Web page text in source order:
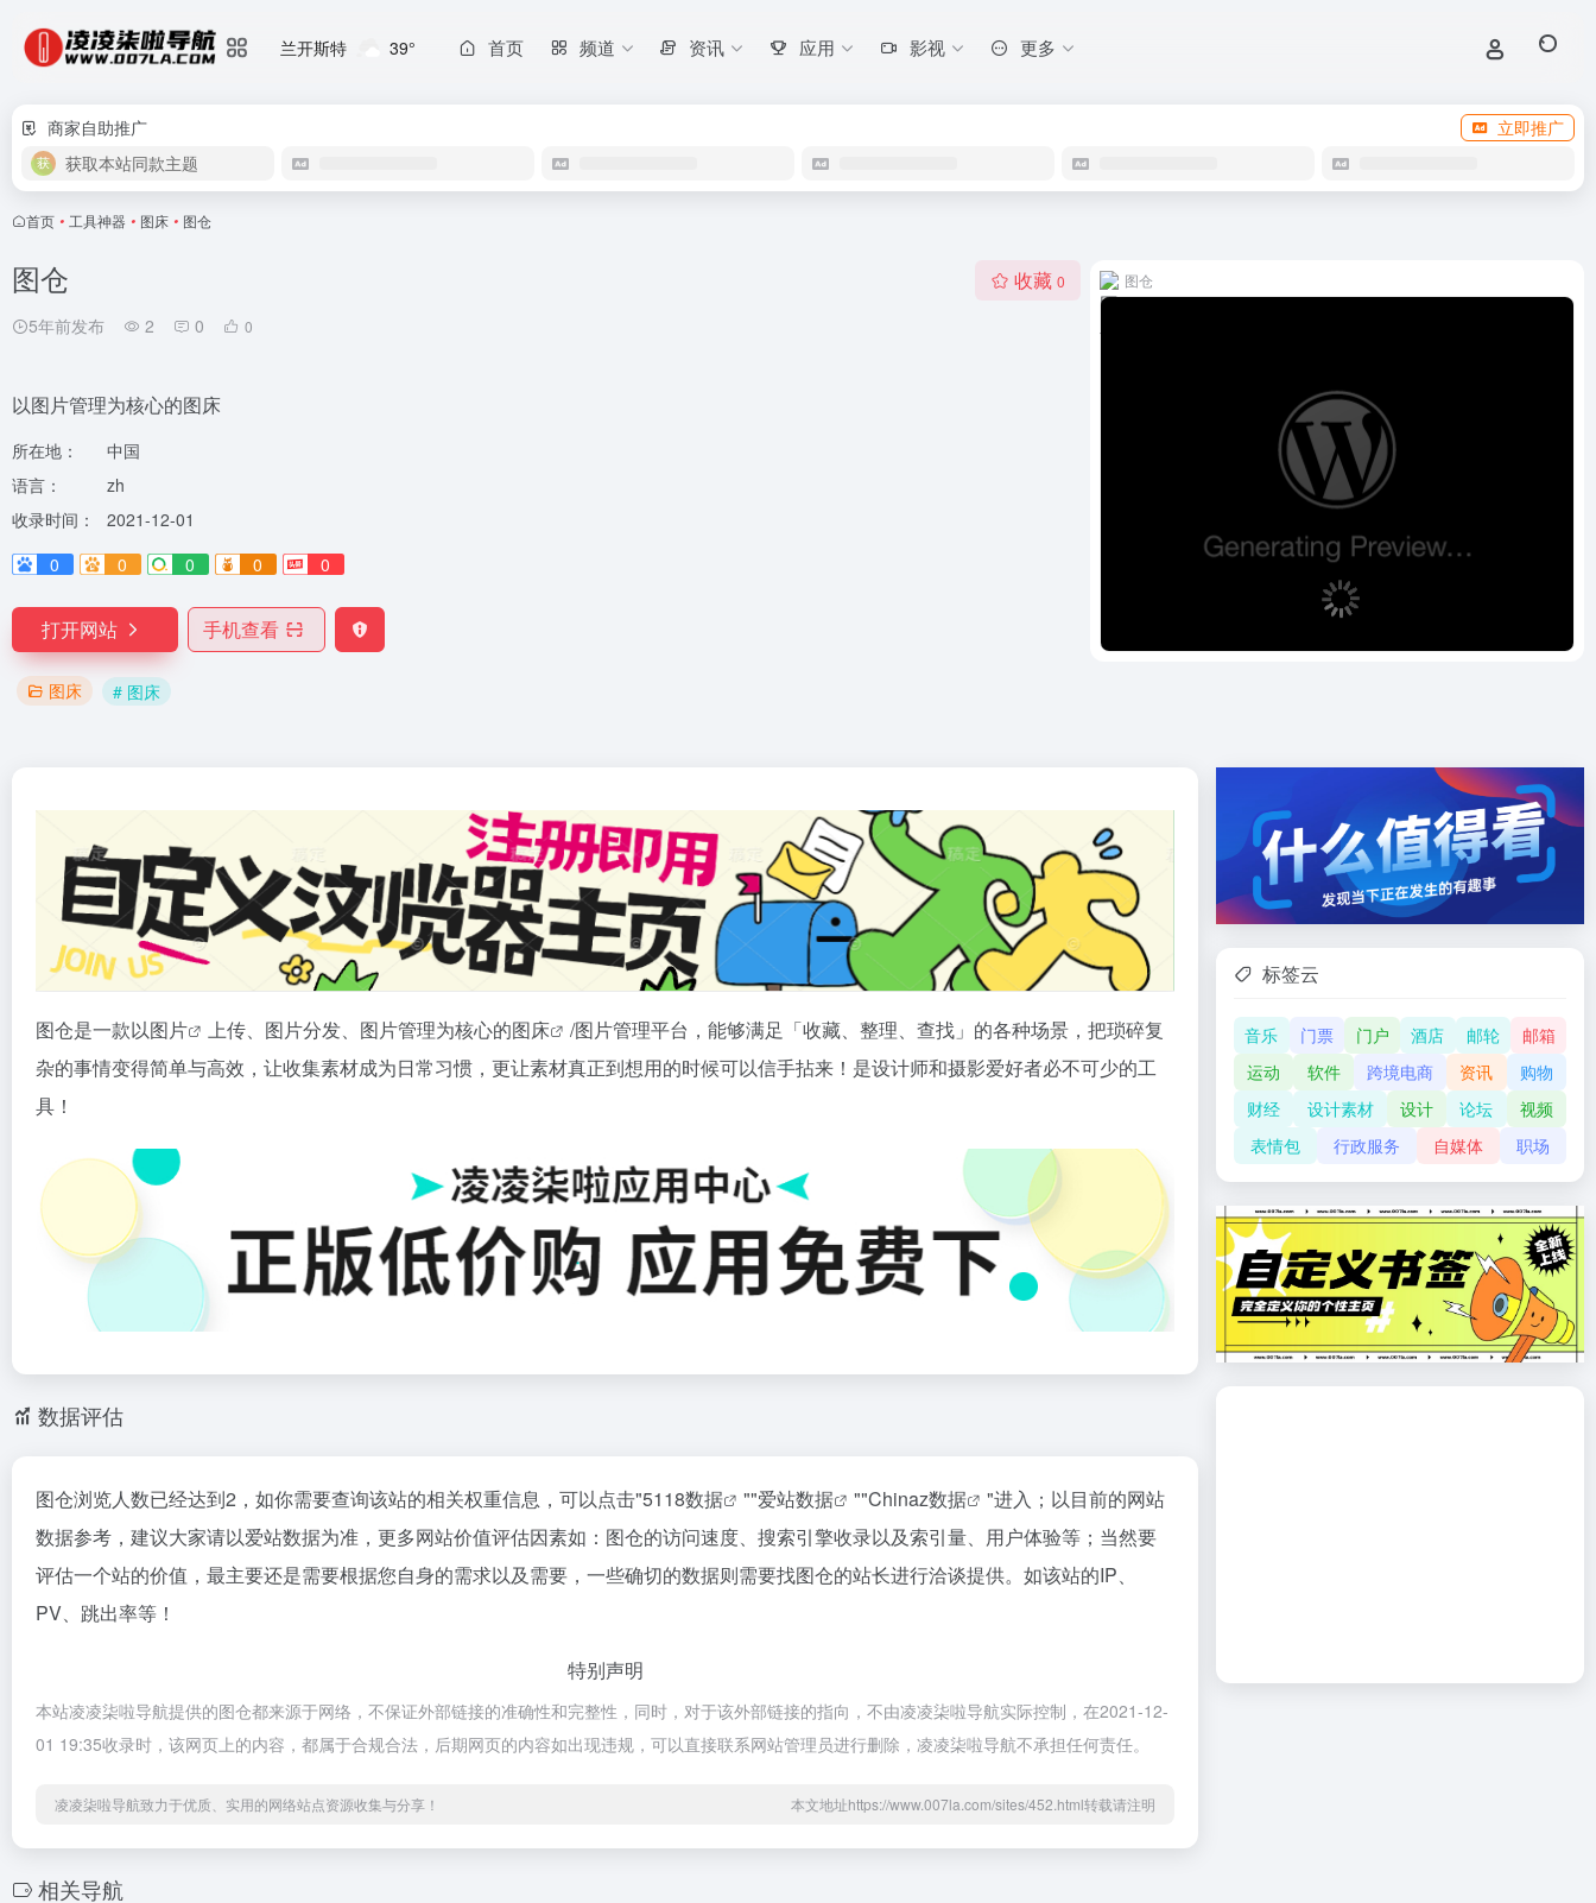
兰开斯特 39° 首页 频道 资讯 应用 影视 更多
商家自助推广
立即推广
获取本站同款主题
首页 • 工具神器 • 图床 • 图仓
图仓
5年前发布 2 0 0
收藏 0
以图片管理为核心的图床
所在地：
中国
语言：
zh
收录时间：
2021-12-01
0
0 0 0 0
打开网站 手机查看
图床 # 图床
图仓
图仓是一款以图片 上传、图片分发、图片管理为核心的图床
/图片管理平台，能够满足「收藏、整理、查找」的各种场景，把琐碎复
杂的事情变得简单与高效，让收集素材成为⽇常习惯，更让素材真正到想用的时候可以信手拈来！是设计师和摄影爱好者必不可少的工
具！
数据评估
图仓浏览人数已经达到2，如你需要查询该站的相关权重信息，可以点击"5118数据 ""爱站数据 ""Chinaz数据
"进入；以目前的网站
数据参考，建议大家请以爱站数据为准，更多网站价值评估因素如：图仓的访问速度、搜索引擎收录以及索引量、用户体验等；当然要
评估一个站的价值，最主要还是需要根据您自身的需求以及需要，一些确切的数据则需要找图仓的站长进行洽谈提供。如该站的IP、
PV、跳出率等！
特别声明
本站凌凌柒啦导航提供的图仓都来源于网络，不保证外部链接的准确性和完整性，同时，对于该外部链接的指向，不由凌凌柒啦导航实际控制，在2021-12-
01 19:35收录时，该网页上的内容，都属于合规合法，后期网页的内容如出现违规，可以直接联系网站管理员进行删除，凌凌柒啦导航不承担任何责任。
凌凌柒啦导航致力于优质、实用的网络站点资源收集与分享！ 本文地址https://www.007la.com/sites/452.html转载请注明
相关导航
标签云
音乐 门票 门户 酒店 邮轮
邮箱
运动
软件 跨境电商 资讯
购物
财经
设计素材 设计 论坛
视频
表情包
行政服务 自媒体 职场